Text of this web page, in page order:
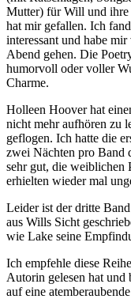
Mutter) für Will und ihre
hat mir gefallen. Ich
interessant und habe
Abend gehen. Die
humorvoll oder voller
Charme.
Holleen Hoover hat
nicht mehr aufhören zu
geflogen. Ich hatte die
zwei Nächten pro Band
sehr gut, die weiblichen
erhielten wieder mal
Leider ist der dritte
aus Wills Sicht
wie Lake seine
Ich empfehle diese
Autorin gelesen hat und
auf eine